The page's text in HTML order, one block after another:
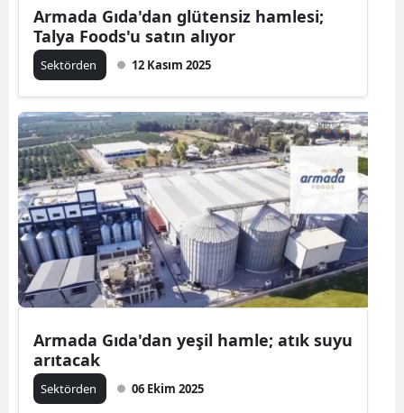
Armada Gıda'dan glütensiz hamlesi;
Talya Foods'u satın alıyor
Sektörden 12 Kasım 2025
Armada Gıda'dan yeşil hamle; atık suyu
arıtacak
Sektörden 06 Ekim 2025